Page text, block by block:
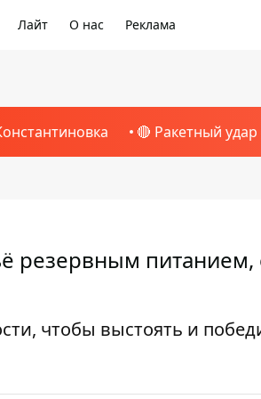
Лайт О нас Реклама
🔴 Ракетный удар
резервным питанием,
чтобы выстоять и